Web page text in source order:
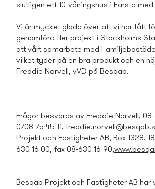
slutligen ett 10-våningshus i Farsta med
Vi är mycket glada över att vi har fått
genomföra fler projekt i Stockholms
att vårt samarbete med
vilket tyder på en bra produkt och en
Freddie Norvell, vVD på Besqab.
Frågor besvaras av Freddie Norvell,
0708-75 45 11,
Projekt och Fastigheter AB, Box 1328,
630 16 00, fax 08-630 16 90,
Besqab Projekt och Fastigheter AB har